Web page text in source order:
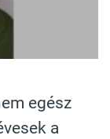
egész
a